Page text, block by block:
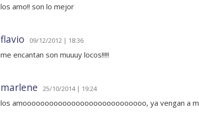
los amo!! son lo mejor
flavio 09/12/2012 | 18:36
me encantan son muuuy locos!!!!!
marlene 25/10/2014 | 19:24
los amoooooooooooooooooooooooooooo, ya vengan a